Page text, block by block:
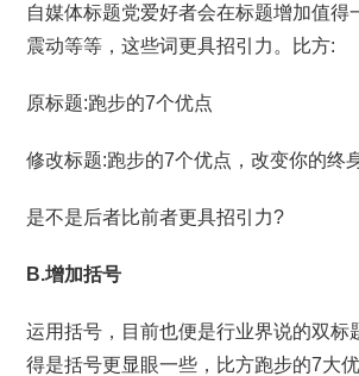
自媒体标题党爱好者会在标题增加值得
震动等等，这些词更具招引力。比方:
原标题:跑步的7个优点
修改标题:跑步的7个优点，改变你的终
是不是后者比前者更具招引力?
B.增加括号
运用括号，目前也便是行业界说的双标
得是括号更显眼一些，比方跑步的7大